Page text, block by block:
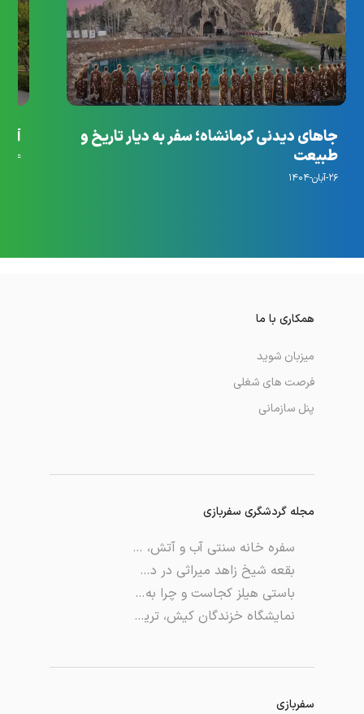
جاهای دیدنی کرمانشاه؛ سفر به دیار تاریخ و
طبیعت
۲۶-آبان-۱۴۰۴
۱۴-مهر-۱۴۰۴
سفربازی
مجله گردشگری سفربازی
سفره خانه سنتی آب و آتش، رستورانی با غذاهای ایرانی خوشمزه
بقعه‌ شیخ زاهد میراثی در دل جنگل‌های لاهیجان
باستی هیلز کجاست و چرا به این نام خوانده می‌شود؟
نمایشگاه خزندگان کیش، تریبونی برای معرفی خزندگان!
همکاری با ما
میزبان شوید
فرصت های شغلی
پنل سازمانی